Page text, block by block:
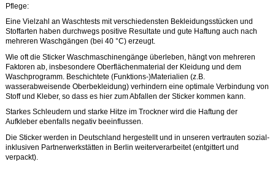
Pflege:
Eine Vielzahl an Waschtests mit verschiedensten Bekleidungsstücken und
Stoffarten haben durchwegs positive Resultate und gute Haftung auch nach
mehreren Waschgängen (bei 40 °C) erzeugt.
Wie oft die Sticker Waschmaschinengänge überleben, hängt von mehreren
Faktoren ab, insbesondere Oberflächenmaterial der Kleidung und dem
Waschprogramm. Beschichtete (Funktions-)Materialien (z.B.
wasserabweisende Oberbekleidung) verhindern eine optimale Verbindung von
Stoff und Kleber, so dass es hier zum Abfallen der Sticker kommen kann.
Starkes Schleudern und starke Hitze im Trockner wird die Haftung der
Aufkleber ebenfalls negativ beeinflussen.
Die Sticker werden in Deutschland hergestellt und in unseren vertrauten sozial-
inklusiven Partnerwerkstätten in Berlin weiterverarbeitet (entgittert und
verpackt).